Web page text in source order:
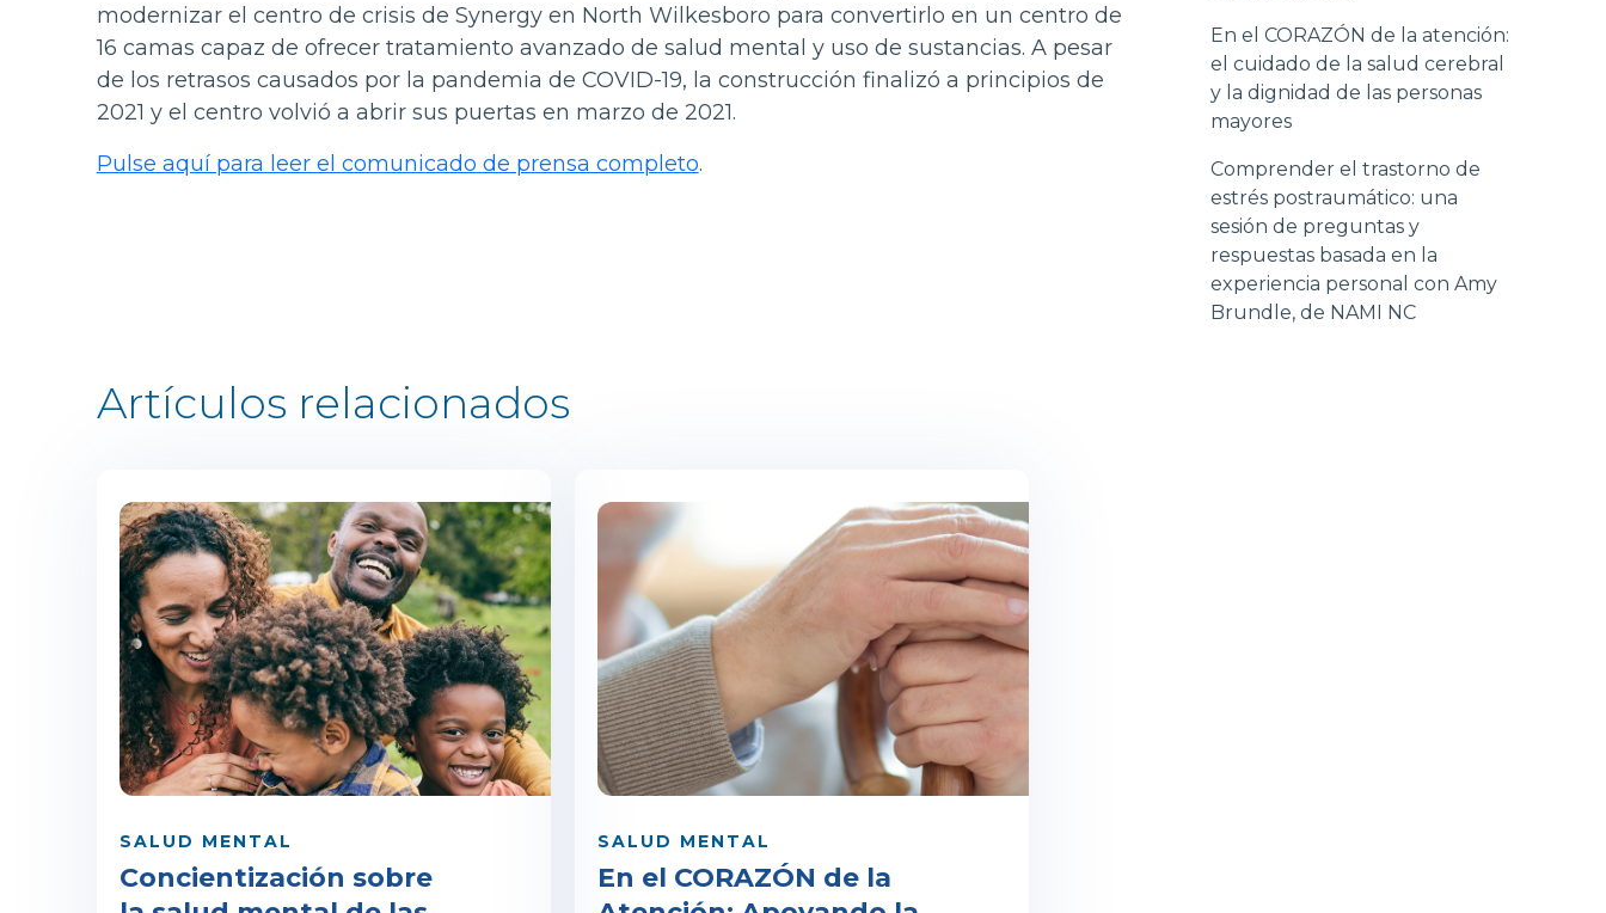
modernizar el centro de crisis de Synergy en North Wilkesboro para convertirlo en un centro de
16 camas capaz de ofrecer tratamiento avanzado de salud mental y uso de sustancias. A pesar
de los retrasos causados por la pandemia de COVID-19, la construcción finalizó a principios de
2021 y el centro volvió a abrir sus puertas en marzo de 2021.
Pulse aquí para leer el comunicado de prensa completo.
En el CORAZÓN de la atención:
el cuidado de la salud cerebral
y la dignidad de las personas
mayores
Comprender el trastorno de
estrés postraumático: una
sesión de preguntas y
respuestas basada en la
experiencia personal con Amy
Brundle, de NAMI NC
Artículos relacionados
SALUD MENTAL
Concientización sobre
SALUD MENTAL
En el CORAZÓN de la